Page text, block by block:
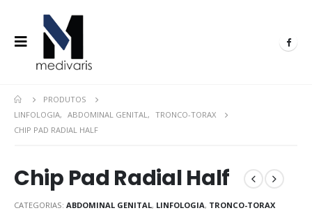
PRODUTOS
LINFOLOGIA, ABDOMINAL GENITAL , TRONCO-TORAX
CHIP PAD RADIAL HALF
Chip Pad Radial Half
CATEGORIAS: ABDOMINAL GENITAL, LINFOLOGIA, TRONCO-TORAX